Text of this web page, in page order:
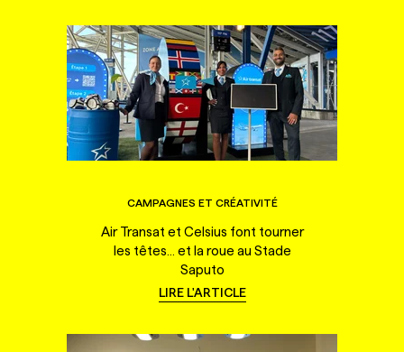
CAMPAGNES ET CRÉATIVITÉ
Air Transat et Celsius font tourner
les têtes... et la roue au Stade
Saputo
LIRE L'ARTICLE